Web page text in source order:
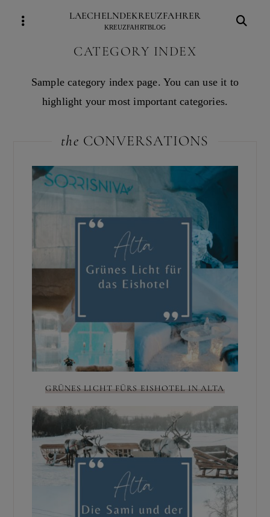
LAECHELNDEKREUZFAHRER
KREUZFAHRTBLOG
CATEGORY INDEX
Sample category index page. You can use it to
highlight your most important categories.
the CONVERSATIONS
GRÜNES LICHT FÜRS EISHOTEL IN ALTA